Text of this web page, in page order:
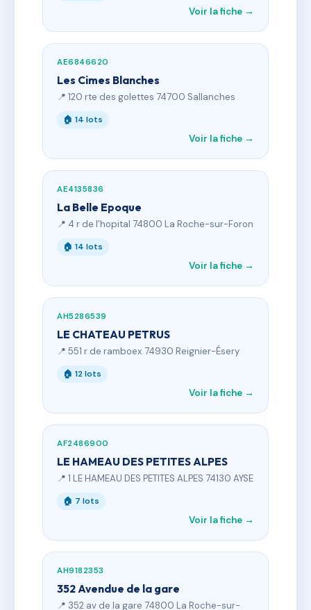
Voir la fiche →
AE6846620
Les Cimes Blanches
📍 120 rte des golettes 74700 Sallanches
🏠 14 lots
Voir la fiche →
AE4135836
La Belle Epoque
📍 4 r de l'hopital 74800 La Roche-sur-Foron
🏠 14 lots
Voir la fiche →
AH5286539
LE CHATEAU PETRUS
📍 551 r de ramboex 74930 Reignier-Ésery
🏠 12 lots
Voir la fiche →
AF2486900
LE HAMEAU DES PETITES ALPES
📍 1 LE HAMEAU DES PETITES ALPES 74130 AYSE
🏠 7 lots
Voir la fiche →
AH9182353
352 Avendue de la gare
📍 352 av de la gare 74800 La Roche-sur-